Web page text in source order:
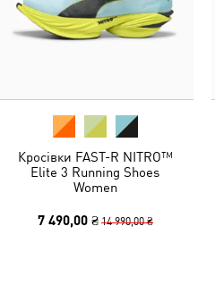
Кросівки FAST-R NITRO™
Elite 3 Running Shoes
Women
7 490,00 ₴ 14 990,00 ₴